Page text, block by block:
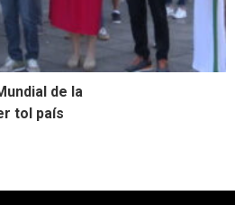
de la
tol país